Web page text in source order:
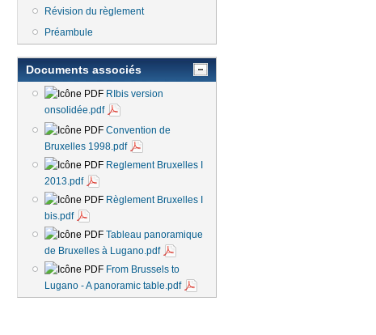
Révision du règlement
Préambule
Documents associés
RIbis version
onsolidée.pdf
Convention de
Bruxelles 1998.pdf
Reglement Bruxelles I
2013.pdf
Règlement Bruxelles I
bis.pdf
Tableau panoramique
de Bruxelles à Lugano.pdf
From Brussels to
Lugano - A panoramic table.pdf